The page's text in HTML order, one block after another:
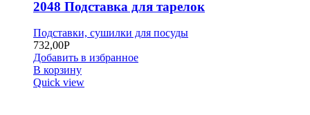
2048 Подставка для тарелок
Подставки, сушилки для посуды
732,00Р
Добавить в избранное
В корзину
Quick view